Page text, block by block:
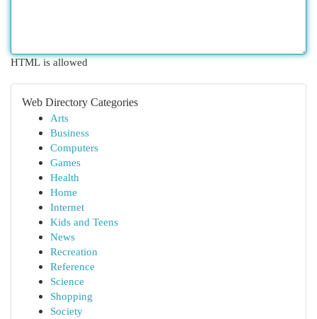
HTML is allowed
Web Directory Categories
Arts
Business
Computers
Games
Health
Home
Internet
Kids and Teens
News
Recreation
Reference
Science
Shopping
Society